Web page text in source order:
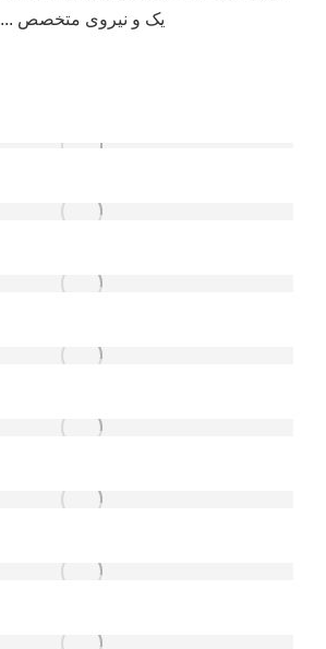
یک و نیروی متخصص ...